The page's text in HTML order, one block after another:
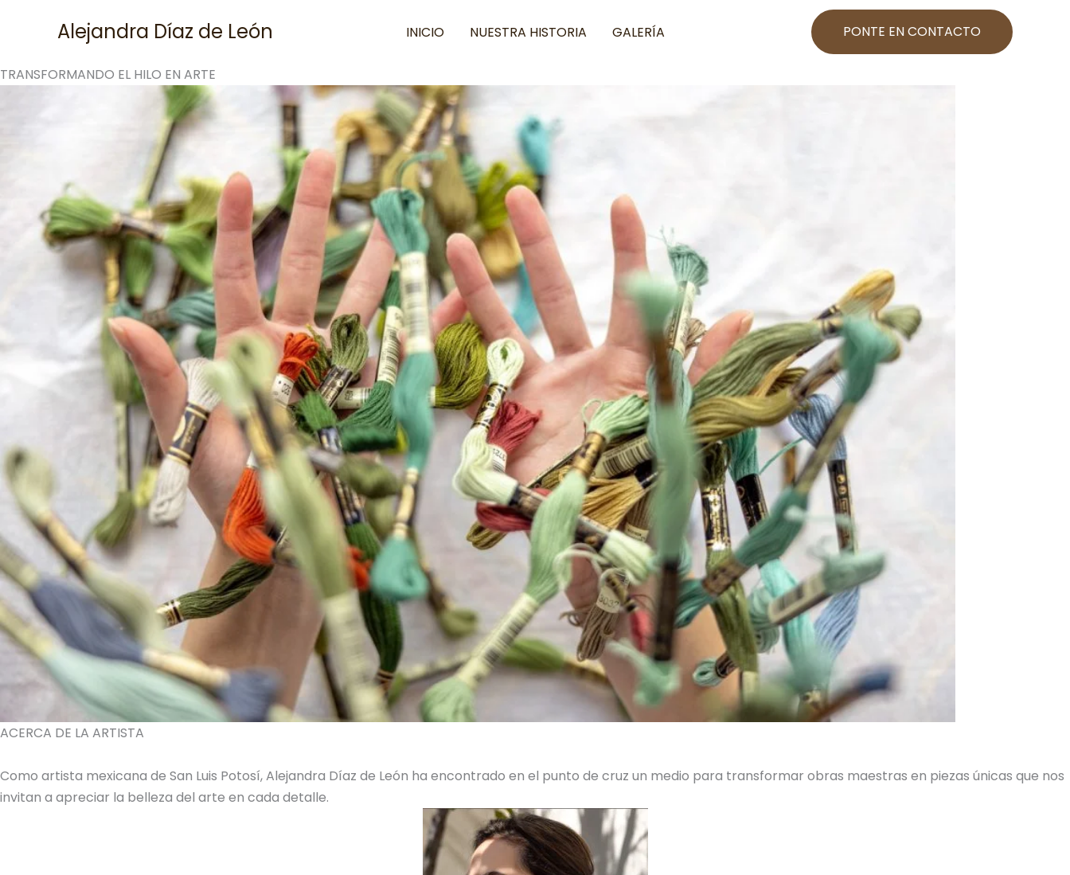
Alejandra Díaz de León INICIO NUESTRA HISTORIA GALERÍA PONTE EN CONTACTO
TRANSFORMANDO EL HILO EN ARTE
ACERCA DE LA ARTISTA
Como artista mexicana de San Luis Potosí, Alejandra Díaz de León ha encontrado en el punto de cruz un medio para transformar obras maestras en piezas únicas que nos
invitan a apreciar la belleza del arte en cada detalle.